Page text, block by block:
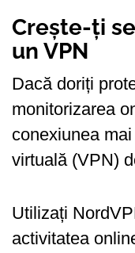
Crește-ți
un VPN
Dacă doriți
monitorizarea
conexiunea
virtuală (VPN)
Utilizați
activitatea